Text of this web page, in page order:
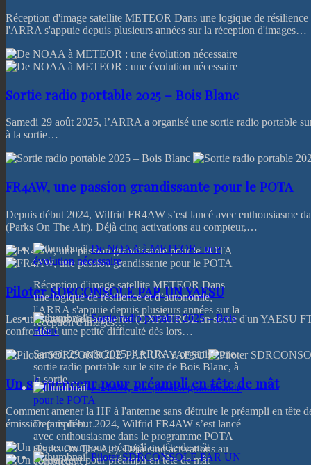
Réception d'image satellite METEOR Dans une logique de résilience
l'ARRA s'appuie depuis plusieurs années sur la réception d'images…
Sortie radio portable 2025 – Bois Blanc
Samedi 29 août 2025, l’ARRA a organisé une sortie radio portable
à la sortie…
FR4AW, une passion grandissante pour le POTA
Depuis début 2024, Wilfrid FR4AW s’est lancé avec enthousiasme
(Parks On The Air). Déjà cinq activations au compteur,…
Piloter SDRCONSOLE PAR UN YAESU
Les utilisateurs de transverter (DXPATROL en sortie d'un YAESU
confrontés à une petite difficulté dès lors…
Un séquenceur pour préampli en tête de mât
Comment amener la HF à l'antenne sans détruire le préampli en tête
émission (ampli et…
De NOAA à METEOR : une
évolution nécessaire
Réception d'image satellite METEOR Dans
une logique de résilience et d’autonomie,
l'ARRA s'appuie depuis plusieurs années sur la
réception d'images…Sortie radio portable 2025 – Bois
Blanc
Samedi 29 août 2025, l’ARRA a organisé une
sortie radio portable sur le site de Bois Blanc, à
la sortie…
FR4AW, une passion grandissante
pour le POTA
Depuis début 2024, Wilfrid FR4AW s’est lancé
avec enthousiasme dans le programme POTA
(Parks On The Air). Déjà cinq activations au
compteur,… Piloter SDRCONSOLE PAR UN